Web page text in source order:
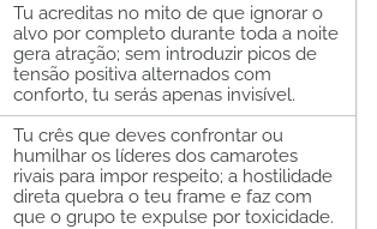
Tu acreditas no mito de que ignorar o
alvo por completo durante toda a noite
gera atração; sem introduzir picos de
tensão positiva alternados com
conforto, tu serás apenas invisível.
Tu crês que deves confrontar ou
humilhar os líderes dos camarotes
rivais para impor respeito; a hostilidade
direta quebra o teu frame e faz com
que o grupo te expulse por toxicidade.